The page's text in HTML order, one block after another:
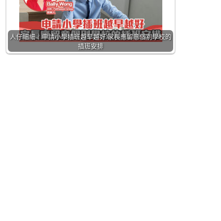
人仔細細｜申請小學插班越早越好 家長應留意個別學校的
插班安排